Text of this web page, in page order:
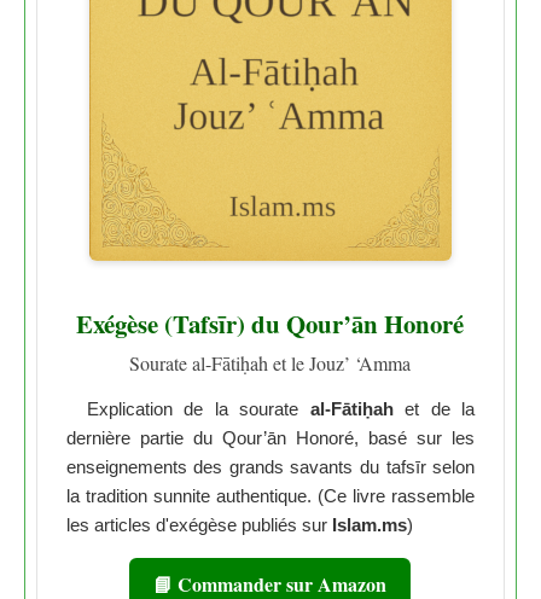
Exégèse (Tafsīr) du Qour’ān Honoré
Sourate al-Fātiḥah et le Jouz’ ‘Amma
Explication de la sourate al-Fātiḥahet de la
dernière partie du Qour’ān Honoré, basé sur les
enseignements des grands savants du tafsīr selon
la tradition sunnite authentique. (Ce livre rassemble
les articles d'exégèse publiés sur Islam.ms)
📘 Commander sur Amazon